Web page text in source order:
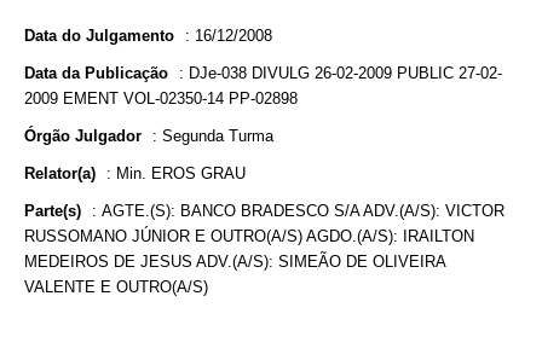
Data do Julgamento : 16/12/2008
Data da Publicação : DJe-038 DIVULG 26-02-2009 PUBLIC 27-02-
2009 EMENT VOL-02350-14 PP-02898
Órgão Julgador : Segunda Turma
Relator(a) : Min. EROS GRAU
Parte(s) : AGTE.(S): BANCO BRADESCO S/A ADV.(A/S): VICTOR
RUSSOMANO JÚNIOR E OUTRO(A/S) AGDO.(A/S): IRAILTON
MEDEIROS DE JESUS ADV.(A/S): SIMEÃO DE OLIVEIRA
VALENTE E OUTRO(A/S)